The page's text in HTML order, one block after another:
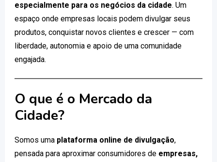
especialmente para os negócios da cidade. Um
espaço onde empresas locais podem divulgar seus
produtos, conquistar novos clientes e crescer — com
liberdade, autonomia e apoio de uma comunidade
engajada.
O que é o Mercado da
Cidade?
Somos uma plataforma online de divulgação,
pensada para aproximar consumidores de empresas,